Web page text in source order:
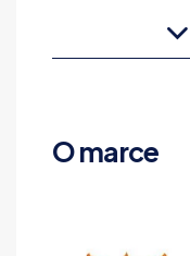
O marce